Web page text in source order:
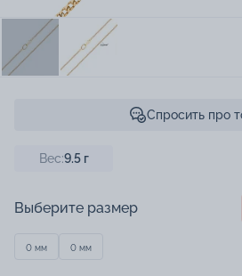
Спросить про
Вес:9.5г
Выберите размер
0 мм 0 мм